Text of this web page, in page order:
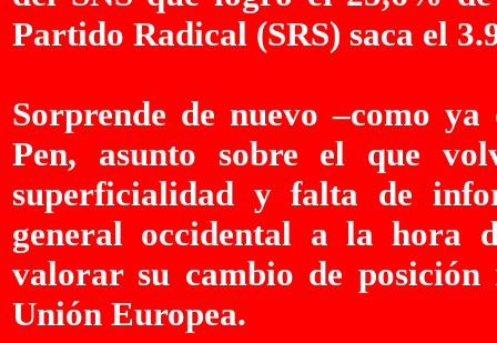
Partido Radical (SRS) saca el
Sorprende de nuevo –como
Pen, asunto sobre el que
superficialidad y falta de
general occidental a la hora
valorar su cambio de
Unión Europea.